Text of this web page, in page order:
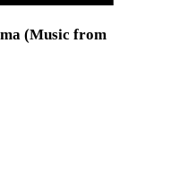
(Music from